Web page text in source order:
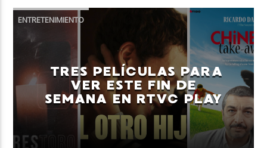
TÍTULO
ENTRETENIMIENTO
TRES PELÍCULAS PARA
VER ESTE FIN DE
SEMANA EN RTVC PLAY